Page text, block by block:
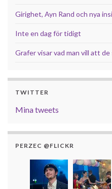
Girighet, Ayn Rand och nya
Inte en dag för tidigt
Grafer visar vad man vill att de
TWITTER
Mina tweets
PERZEC @FLICKR